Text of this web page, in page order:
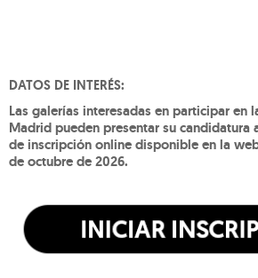
DATOS DE INTERÉS:
Las galerías interesadas en participar en
Madrid pueden presentar su
de inscripción online disponible en la
de octubre de 2026.